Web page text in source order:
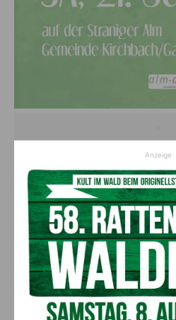
.
Programm
30 Uhr gemeinsame
Almhütte zum Ochsnerkopf
Ökumenische Almandacht
00 Uhr Begrüßung und
Vorstellung der Straniger Alm
Grußworte der Ehrengäste
Offizieller Gailtaler
Anzeige